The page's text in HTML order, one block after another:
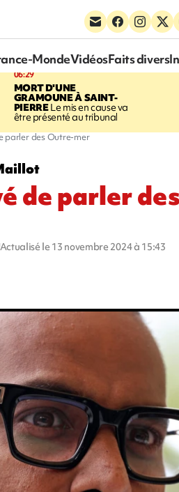
MondeVidéosFaits divers
06:29
MORT D'UNE
GRAMOUNE À SAINT-
PIERRELe mis en cause va
être présenté au tribunal
parler des Outre-mer
de parler des
Actualisé le 13 novembre 2024 à 15:43